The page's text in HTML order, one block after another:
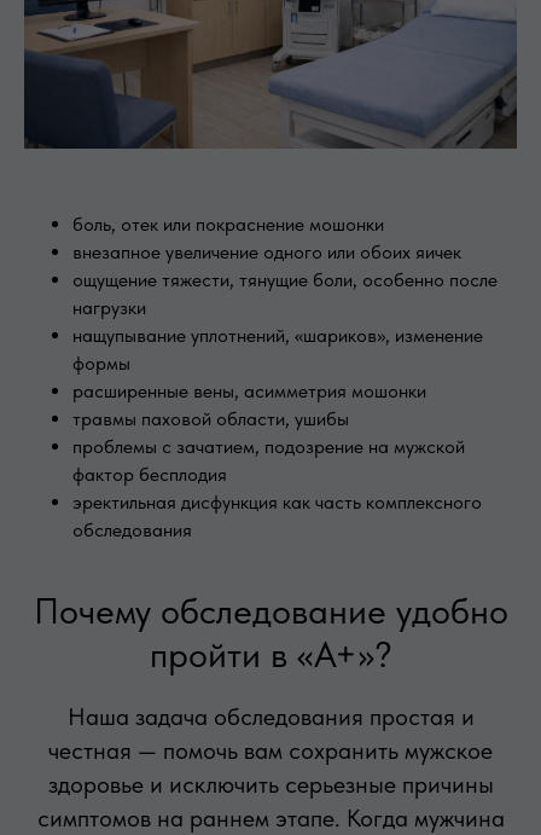
боль, отек или покраснение мошонки
внезапное увеличение одного или обоих яичек
ощущение тяжести, тянущие боли, особенно после
нагрузки
нащупывание уплотнений, «шариков», изменение
формы
расширенные вены, асимметрия мошонки
травмы паховой области, ушибы
проблемы с зачатием, подозрение на мужской
фактор бесплодия
эректильная дисфункция как часть комплексного
обследования
Почему обследование удобно
пройти в «А+»?
Наша задача обследования простая и
честная — помочь вам сохранить мужское
здоровье и исключить серьезные причины
симптомов на раннем этапе. Когда мужчина